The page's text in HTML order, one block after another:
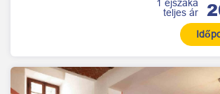
1 éjszaka
teljes ár